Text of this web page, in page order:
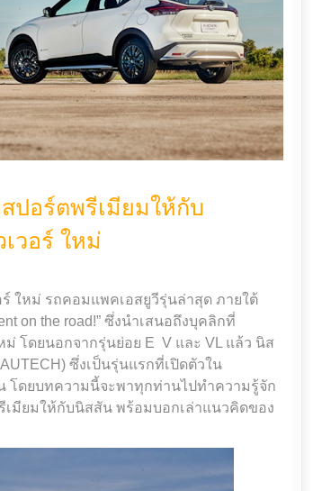
สปอร์ตพรีเมียมให้กับ
วอร์ ใหม่
ใหม่ รถคอมแพคเอสยูวีรุ่นล่าสุด ภายใต้
on the road!” ซึ่งนำเสนอถึงบุคลิกที่
ม่ โดยนอกจากรุ่นย่อย E V และ VL แล้ว นิส
ซึ่งเป็นรุ่นแรกที่เปิดตัวใน
โดยบทความนี้จะพาทุกท่านไปทำความรู้จัก
เมียมให้กับนิสสัน พร้อมบอกเล่าแนวคิดของ